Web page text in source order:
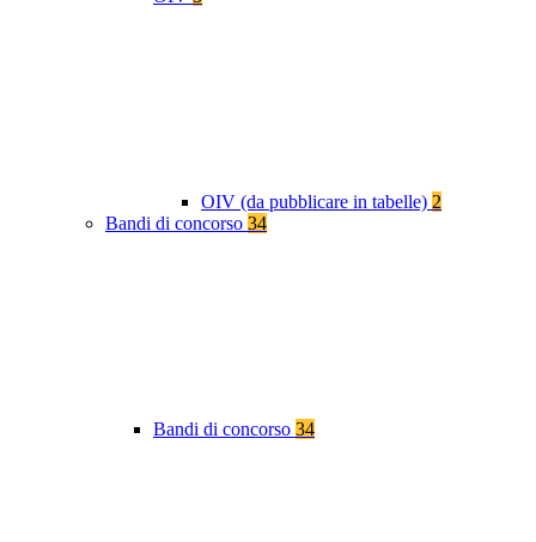
OIV (da pubblicare in tabelle) 2
Bandi di concorso 34
Bandi di concorso 34